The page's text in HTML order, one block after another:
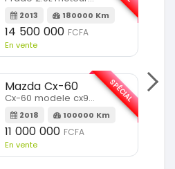
2013 180000 Km
14 500 000 FCFA
En vente
Mazda Cx-60
Cx-60 modele cx9 full option
2018 100000 Km
11 000 000 FCFA
En vente
SPÉCIAL